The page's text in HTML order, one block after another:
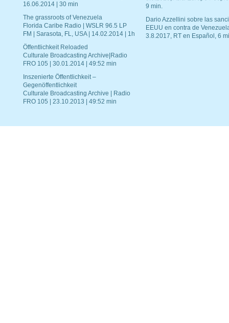
16.06.2014 | 30 min
The grassroots of Venezuela
Florida Caribe Radio | WSLR 96.5 LP
FM | Sarasota, FL, USA | 14.02.2014 | 1h
Öffentlichkeit Reloaded
Culturale Broadcasting Archive|Radio
FRO 105 | 30.01.2014 | 49:52 min
Inszenierte Öffentlichkeit –
Gegenöffentlichkeit
Culturale Broadcasting Archive | Radio
FRO 105 | 23.10.2013 | 49:52 min
9 min.
Dario Azzellini sobre las
EEUU en contra de
3.8.2017, RT en Español, 6